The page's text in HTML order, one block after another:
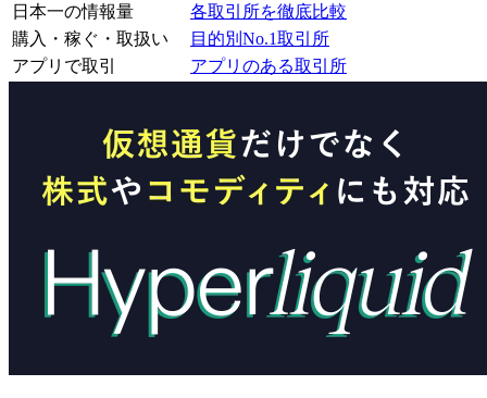
日本一の情報量
各取引所を徹底比較
購入・稼ぐ・取扱い
目的別No.1取引所
アプリで取引
アプリのある取引所